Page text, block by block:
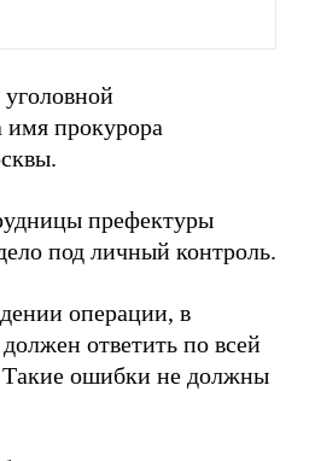
имя прокурора
префектуры
под личный контроль.
операции, в
должен ответить по всей
Такие ошибки не должны